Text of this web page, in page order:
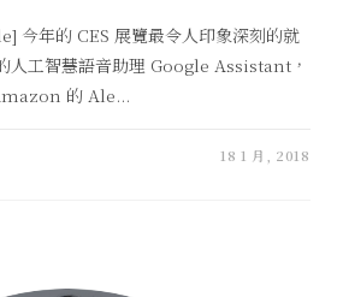
今年的 CES 展覽最令人印象深刻的就
人工智慧語音助理 Google Assistant，
的 Ale...
18 1 月, 2018